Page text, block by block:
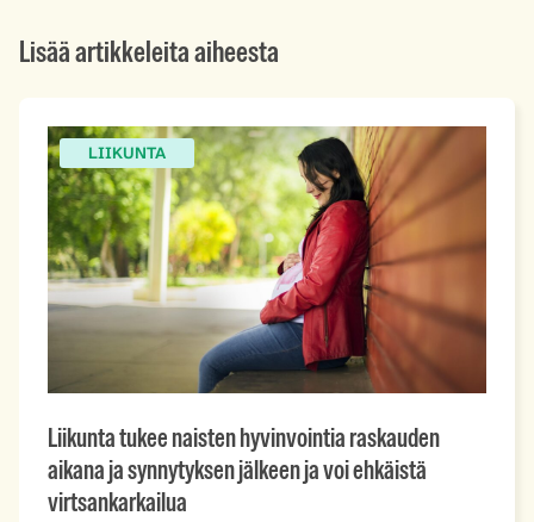
Lisää artikkeleita aiheesta
LIIKUNTA
Liikunta tukee naisten hyvinvointia raskauden
aikana ja synnytyksen jälkeen ja voi ehkäistä
virtsankarkailua